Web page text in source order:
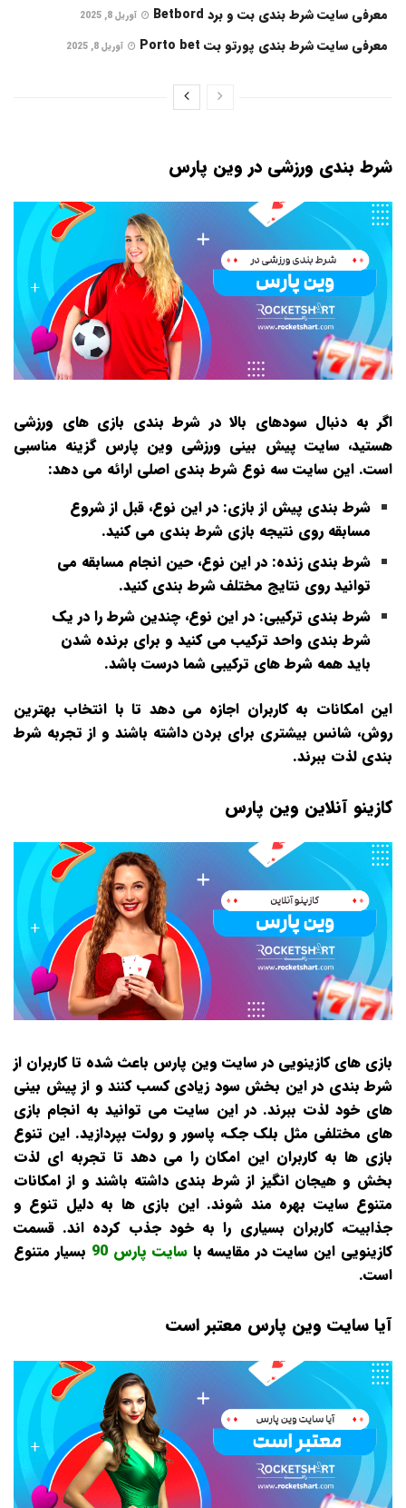
معرفی سایت شرط بندی بت و برد Betbord آوریل 8, 2025
معرفی سایت شرط بندی پورتو بت Porto bet آوریل 8, 2025
شرط بندی ورزشی در وین پارس
اگر به دنبال سودهای بالا در شرط‌ بندی بازی‌ های ورزشی
هستید، سایت پیش‌ بینی ورزشی وین پارس گزینه مناسبی
است. این سایت سه نوع شرط‌ بندی اصلی ارائه می‌ دهد:
شرط‌ بندی پیش از بازی: در این نوع، قبل از شروع
مسابقه روی نتیجه بازی شرط‌ بندی می‌ کنید.
شرط‌ بندی زنده: در این نوع، حین انجام مسابقه می‌
توانید روی نتایج مختلف شرط‌ بندی کنید.
شرط‌ بندی ترکیبی: در این نوع، چندین شرط را در یک
شرط‌ بندی واحد ترکیب می‌ کنید و برای برنده شدن
باید همه شرط‌ های ترکیبی شما درست باشد.
این امکانات به کاربران اجازه می‌ دهد تا با انتخاب بهترین
روش، شانس بیشتری برای بردن داشته باشند و از تجربه شرط‌
بندی لذت ببرند.
کازینو آنلاین وین پارس
بازی‌ های کازینویی در سایت وین پارس باعث شده تا کاربران از
شرط‌ بندی در این بخش سود زیادی کسب کنند و از پیش‌ بینی‌
های خود لذت ببرند. در این سایت می‌ توانید به انجام بازی‌
های مختلفی مثل بلک جک، پاسور و رولت بپردازید. این تنوع
بازی‌ ها به کاربران این امکان را می‌ دهد تا تجربه‌ ای لذت‌
بخش و هیجان‌ انگیز از شرط‌ بندی داشته باشند و از امکانات
متنوع سایت بهره‌ مند شوند. این بازی‌ ها به دلیل تنوع و
جذابیت، کاربران بسیاری را به خود جذب کرده‌ اند. قسمت
کازینویی این سایت در مقایسه باسایت پارس 90
بسیار متنوع
است.
آیا سایت وین پارس معتبر است